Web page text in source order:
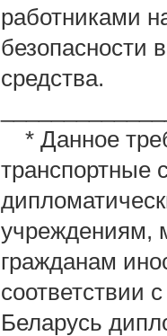
работниками
безопасности
средства.
* Данное
транспортные
учреждениям,
гражданам
соответствии
Беларусь